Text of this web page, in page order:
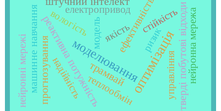
оптимізація
моделювання
реактивна потужність ефективність
машинне навчання модель тверді побутові відходи
прогнозування трамвай
вологість
ризик
управління
теплообмін
електропривод стійкість
якість
нейронні мережі нейронна мережа
надійність